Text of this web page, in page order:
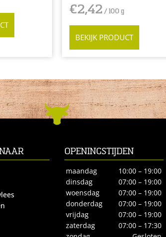
€2,42 / 100 g
BEKIJK PRODUCT
OPENINGSTIJDEN
maandag
10:00 – 19:00
dinsdag
07:00 – 19:00
woensdag
07:00 – 19:00
donderdag
07:00 – 19:00
vrijdag
07:00 – 19:00
zaterdag
07:00 – 17:30